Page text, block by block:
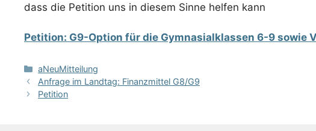
dass die Petition uns in diesem Sinne helfen kann
Petition: G9-Option für die Gymnasialklassen 6-9 sowie
Kategorien
aNeuMitteilung
Anfrage im Landtag: Finanzmittel G8/G9
Petition